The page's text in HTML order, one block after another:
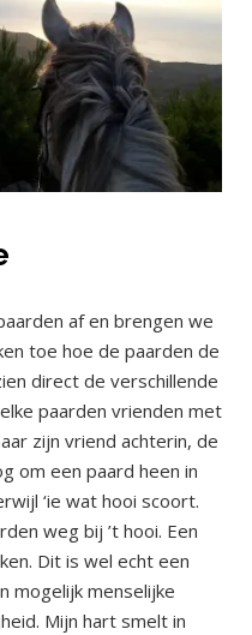
af en brengen we
toe hoe de paarden de
direct de verschillende
paarden vrienden met
zijn vriend achterin, de
om een paard heen in
‘ie wat hooi scoort.
weg bij ’t hooi. Een
Dit is wel echt een
mogelijk menselijke
Mijn hart smelt in